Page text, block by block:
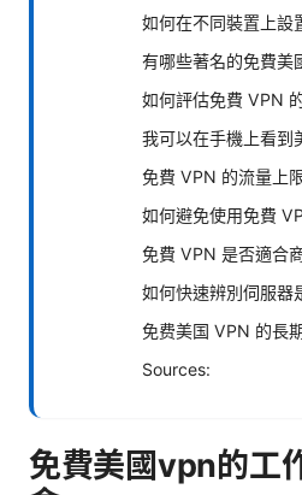
如何在不同裝置上設
有哪些著名的免費美
如何評估免費 VPN
我可以在手機上看到
免費 VPN 的流量上
如何避免使用免費
免費 VPN 是否適合
如何快速辨別伺服器
免费美国 VPN 的長
Sources:
免費美國vpn的工